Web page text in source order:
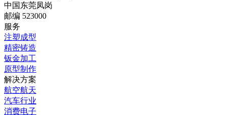
中国东莞凤岗
邮编 523000
服务
注塑成型
精密铸造
钣金加工
原型制作
解决方案
航空航天
汽车行业
消费电子